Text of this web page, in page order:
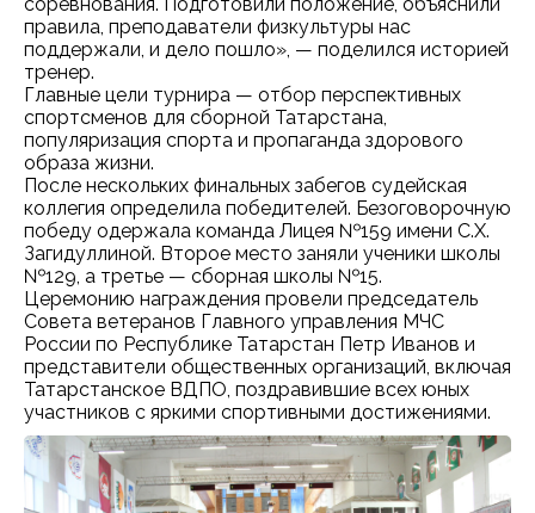
правила, преподаватели физкультуры нас
поддержали, и дело пошло», — поделился историей
тренер.
Главные цели турнира — отбор перспективных
спортсменов для сборной Татарстана,
популяризация спорта и пропаганда здорового
образа жизни.
После нескольких финальных забегов судейская
коллегия определила победителей. Безоговорочную
победу одержала команда Лицея №159 имени С.Х.
Загидуллиной. Второе место заняли ученики школы
№129, а третье — сборная школы №15.
Церемонию награждения провели председатель
Совета ветеранов Главного управления МЧС
России по Республике Татарстан Петр Иванов и
представители общественных организаций, включая
Татарстанское ВДПО, поздравившие всех юных
участников с яркими спортивными достижениями.